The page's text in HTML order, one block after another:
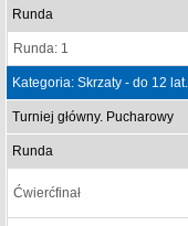
Runda
Runda: 1
Kategoria: Skrzaty - do 12
Turniej główny. Pucharowy
Runda
Ćwierćfinał